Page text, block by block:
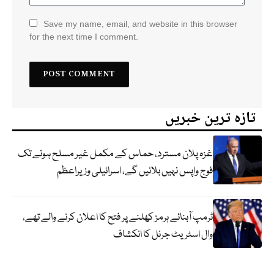
Save my name, email, and website in this browser
for the next time I comment.
تازہ ترین خبریں
غزہ پلان مسترد، حماس کے مکمل غیر مسلح ہونے تک
فوج واپس نہیں بلائیں گے، اسرائیلی وزیراعظم
ٹرمپ آبنائے ہرمز کھلنے پر فتح کا اعلان کرنے والے تھے،
وال اسٹریٹ جرنل کا انکشاف